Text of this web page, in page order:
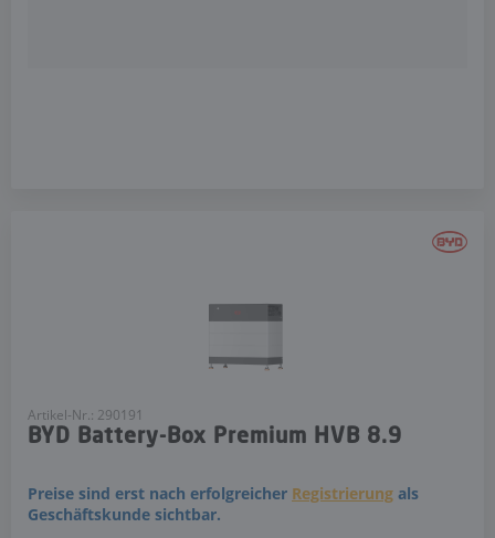
Artikel-Nr.: 290191
BYD Battery-Box Premium HVB 8.9
Preise sind erst nach erfolgreicher Registrierung als
Geschäftskunde sichtbar.